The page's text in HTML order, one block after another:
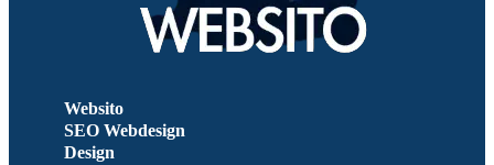
Websito
SEO Webdesign
Design